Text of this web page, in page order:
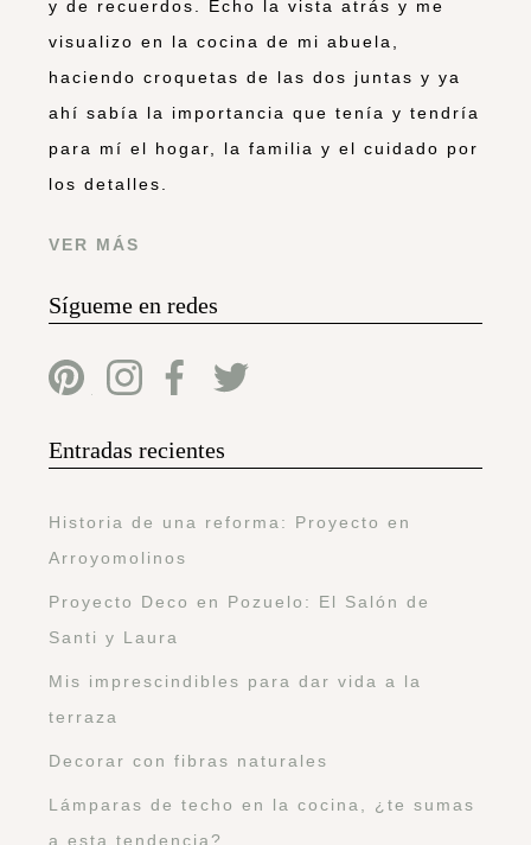
y de recuerdos. Echo la vista atrás y me
visualizo en la cocina de mi abuela,
haciendo croquetas de las dos juntas y ya
ahí sabía la importancia que tenía y tendría
para mí el hogar, la familia y el cuidado por
los detalles.
VER MÁS
Sígueme en redes
Entradas recientes
Historia de una reforma: Proyecto en
Arroyomolinos
Proyecto Deco en Pozuelo: El Salón de
Santi y Laura
Mis imprescindibles para dar vida a la
terraza
Decorar con fibras naturales
Lámparas de techo en la cocina, ¿te sumas
a esta tendencia?